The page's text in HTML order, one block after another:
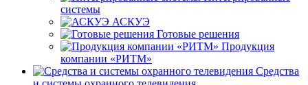
системы
АСКУЭ
Готовые решения
Продукция
компании «РИТМ»
Средства